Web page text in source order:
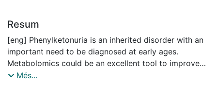
Resum
[eng] Phenylketonuria is an inherited disorder with an
important need to be diagnosed at early ages.
Metabolomics could be an excellent tool to improve
the actual techniques used to detect this disease by
Més...